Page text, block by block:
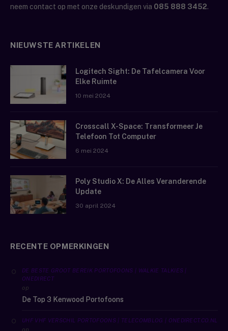
neem contact op met onze deskundigen via 085 888 3452.
NIEUWSTE ARTIKELEN
Logitech Sight: De Tafelcamera Voor
Elke Ruimte
10 mei 2024
Crosscall X-Space: Transformeer Je
Telefoon Tot Computer
6 mei 2024
Poly Studio X: De Alles Veranderende
Update
30 april 2024
RECENTE OPMERKINGEN
DE BESTE GROOT BEREIK PORTOFOONS | WALKIE TALKIES |
ONEDIRECT
op
De Top 3 Kenwood Portofoons
UHF VHF VERSCHIL PORTOFOONS | TELECOMBLOG | ONEDIRECT.CO.NL
op